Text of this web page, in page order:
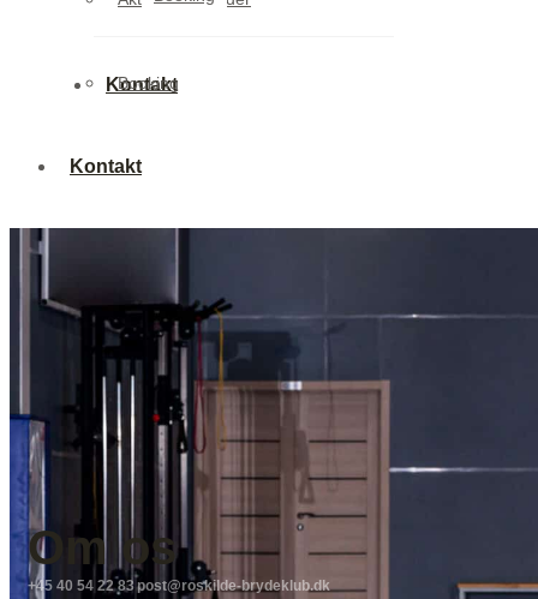
Kontakt
Booking
Kontakt
Om os
+45 40 54 22 83 post@roskilde-brydeklub.dk